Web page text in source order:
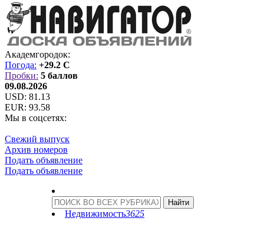
Академгородок:
Погода: +29.2 C
Пробки: 5 баллов
09.08.2026
USD: 81.13
EUR: 93.58
Мы в соцсетях:
Свежий выпуск
Архив номеров
Подать объявление
Подать объявление
Недвижимость3625